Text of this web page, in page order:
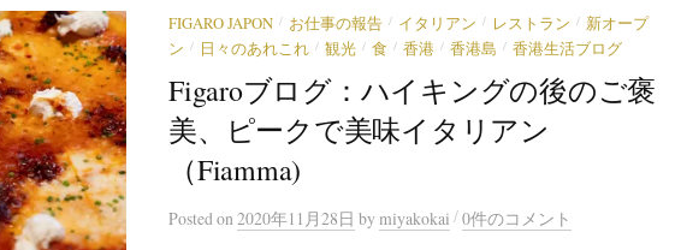
FIGARO JAPON / お仕事の報告 / イタリアン / レストラン / 新オープ
ン / 日々のあれこれ / 観光 / 食 / 香港 / 香港島 / 香港生活ブログ
Figaroブログ：ハイキングの後のご褒
美、ピークで美味イタリアン
（Fiamma)
Posted on 2020年11月28日 by miyakokai /0件のコメント